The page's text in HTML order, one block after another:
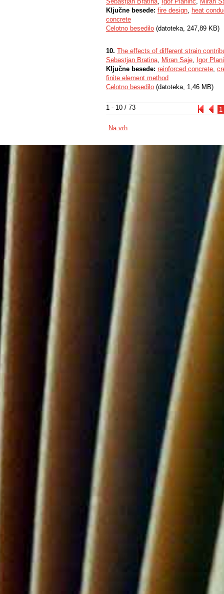
1 - 10 / 73 1
Ključne besede: fire design, heat
concrete
Celotno besedilo (datoteka, 247,89 KB)
10. The effects of different strain
Sebastjan Bratina, Miran Saje, Igor
Ključne besede: reinforced concrete,
finite element method
Celotno besedilo (datoteka, 1,46 MB)
Na vrh